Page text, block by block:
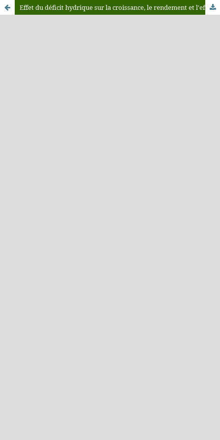
Effet du déficit hydrique sur la croissance, le rendement et l'efficience d'utilisation de l'eau chez le bersim (Trifolium alexandrinum) au Tadla